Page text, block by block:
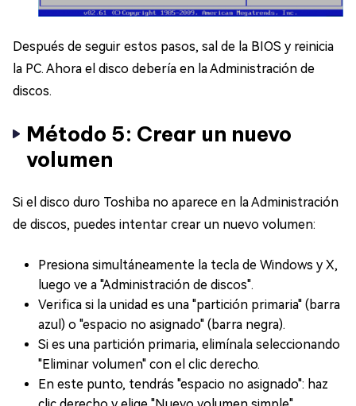
Después de seguir estos pasos, sal de la BIOS y reinicia
la PC. Ahora el disco debería en la Administración de
discos.
Método 5: Crear un nuevo
volumen
Si el disco duro Toshiba no aparece en la Administración
de discos, puedes intentar crear un nuevo volumen:
Presiona simultáneamente la tecla de Windows y X,
luego ve a "Administración de discos".
Verifica si la unidad es una "partición primaria" (barra
azul) o "espacio no asignado" (barra negra).
Si es una partición primaria, elimínala seleccionando
"Eliminar volumen" con el clic derecho.
En este punto, tendrás "espacio no asignado": haz